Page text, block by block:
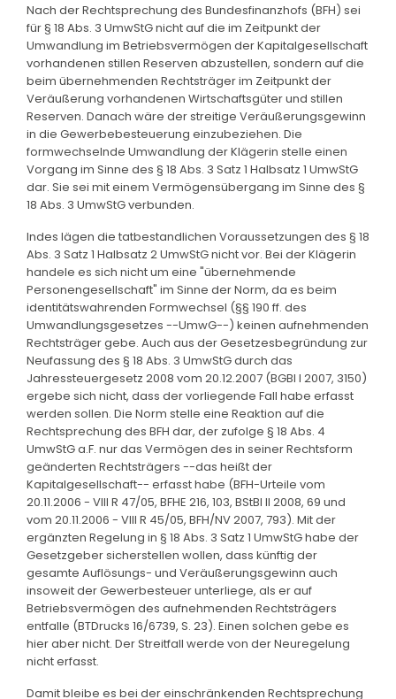
Nach der Rechtsprechung des Bundesfinanzhofs (BFH) sei
für § 18 Abs. 3 UmwStG nicht auf die im Zeitpunkt der
Umwandlung im Betriebsvermögen der Kapitalgesellschaft
vorhandenen stillen Reserven abzustellen, sondern auf die
beim übernehmenden Rechtsträger im Zeitpunkt der
Veräußerung vorhandenen Wirtschaftsgüter und stillen
Reserven. Danach wäre der streitige Veräußerungsgewinn
in die Gewerbebesteuerung einzubeziehen. Die
formwechselnde Umwandlung der Klägerin stelle einen
Vorgang im Sinne des § 18 Abs. 3 Satz 1 Halbsatz 1 UmwStG
dar. Sie sei mit einem Vermögensübergang im Sinne des §
18 Abs. 3 UmwStG verbunden.
Indes lägen die tatbestandlichen Voraussetzungen des § 18
Abs. 3 Satz 1 Halbsatz 2 UmwStG nicht vor. Bei der Klägerin
handele es sich nicht um eine "übernehmende
Personengesellschaft" im Sinne der Norm, da es beim
identitätswahrenden Formwechsel (§§ 190 ff. des
Umwandlungsgesetzes --UmwG--) keinen aufnehmenden
Rechtsträger gebe. Auch aus der Gesetzesbegründung zur
Neufassung des § 18 Abs. 3 UmwStG durch das
Jahressteuergesetz 2008 vom 20.12.2007 (BGBl I 2007, 3150)
ergebe sich nicht, dass der vorliegende Fall habe erfasst
werden sollen. Die Norm stelle eine Reaktion auf die
Rechtsprechung des BFH dar, der zufolge § 18 Abs. 4
UmwStG a.F. nur das Vermögen des in seiner Rechtsform
geänderten Rechtsträgers --das heißt der
Kapitalgesellschaft-- erfasst habe (BFH-Urteile vom
20.11.2006 - VIII R 47/05, BFHE 216, 103, BStBl II 2008, 69 und
vom 20.11.2006 - VIII R 45/05, BFH/NV 2007, 793). Mit der
ergänzten Regelung in § 18 Abs. 3 Satz 1 UmwStG habe der
Gesetzgeber sicherstellen wollen, dass künftig der
gesamte Auflösungs- und Veräußerungsgewinn auch
insoweit der Gewerbesteuer unterliege, als er auf
Betriebsvermögen des aufnehmenden Rechtsträgers
entfalle (BTDrucks 16/6739, S. 23). Einen solchen gebe es
hier aber nicht. Der Streitfall werde von der Neuregelung
nicht erfasst.
Damit bleibe es bei der einschränkenden Rechtsprechung